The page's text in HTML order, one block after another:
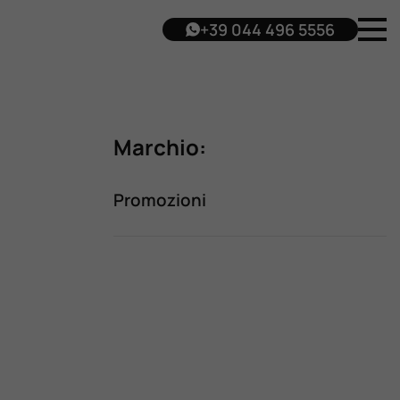
+39 044 496 5556
Marchio:
Promozioni